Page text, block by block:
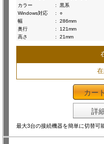
カラー
:
黒系
Windows対応
:
○
幅
:
286mm
奥行
:
121mm
高さ
: 21mm
カー
詳
最大3台の接続機器を簡単に切替可